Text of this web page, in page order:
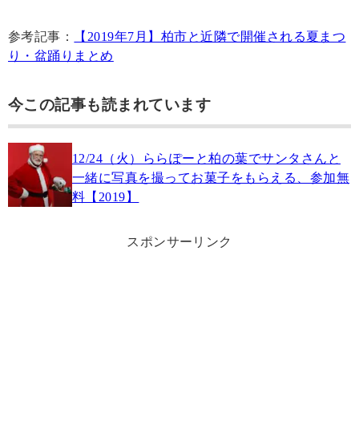
参考記事：
【2019年7月】柏市と近隣で開催される夏まつ
り・盆踊りまとめ
今この記事も読まれています
12/24（火）ららぽーと柏の葉でサンタさんと
一緒に写真を撮ってお菓子をもらえる、参加無
料【2019】
スポンサーリンク